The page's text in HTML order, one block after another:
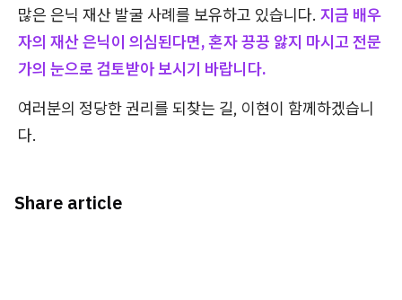
많은 은닉 재산 발굴 사례를 보유하고 있습니다. 지금 배우
자의 재산 은닉이 의심된다면, 혼자 끙끙 앓지 마시고 전문
가의 눈으로 검토받아 보시기 바랍니다.
여러분의 정당한 권리를 되찾는 길, 이현이 함께하겠습니
다.
Share article